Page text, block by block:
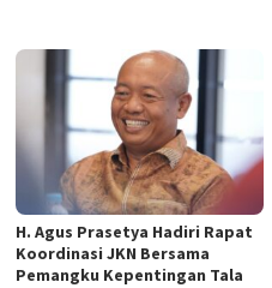
H. Agus Prasetya Hadiri Rapat
Koordinasi JKN Bersama
Pemangku Kepentingan Tala